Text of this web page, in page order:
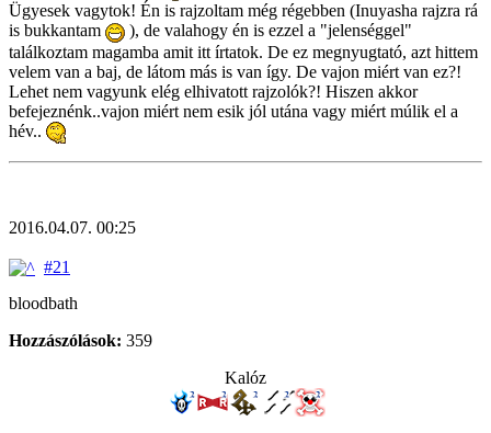
Ügyesek vagytok! Én is rajzoltam még régebben (Inuyasha rajzra rá
is bukkantam
), de valahogy én is ezzel a "jelenséggel"
találkoztam magamba amit itt írtatok. De ez megnyugtató, azt hittem
velem van a baj, de látom más is van így. De vajon miért van ez?!
Lehet nem vagyunk elég elhivatott rajzolók?! Hiszen akkor
befejeznénk..vajon miért nem esik jól utána vagy miért múlik el a
hév..
2016.04.07. 00:25
#21
bloodbath
Hozzászólások: 359
Kalóz